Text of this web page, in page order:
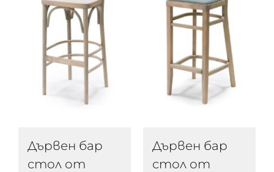
Дървен бар
стол от
Дървен бар
стол от